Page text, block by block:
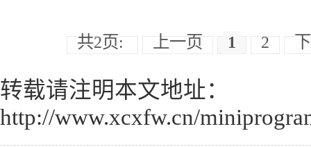
共2页: 上一页 1 2
转载请注明本文地址：
http://www.xcxfw.cn/